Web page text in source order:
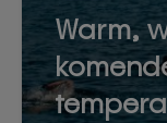
Warm,